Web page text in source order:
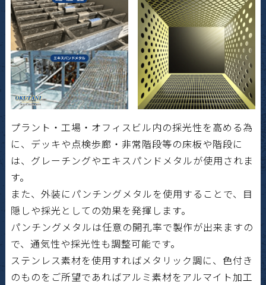
プラント・工場・オフィスビル内の採光性を高める為
に、デッキや点検歩廊・非常階段等の床板や階段に
は、グレーチングやエキスパンドメタルが使用されま
す。
また、外装にパンチングメタルを使用することで、目
隠しや採光としての効果を発揮します。
パンチングメタルは任意の開孔率で製作が出来ますの
で、通気性や採光性も調整可能です。
ステンレス素材を使用すればメタリック調に、色付き
のものをご所望であればアルミ素材をアルマイト加工